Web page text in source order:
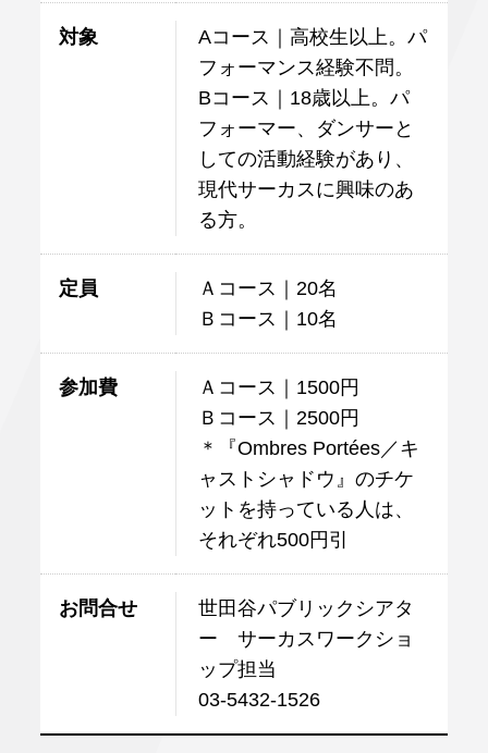
対象
Aコース｜高校生以上。パ
フォーマンス経験不問。
Bコース｜18歳以上。パ
フォーマー、ダンサーと
しての活動経験があり、
現代サーカスに興味のあ
る方。
定員
Ａコース｜20名
Ｂコース｜10名
参加費
Ａコース｜1500円
Ｂコース｜2500円
＊『Ombres Portées／キ
ャストシャドウ』のチケ
ットを持っている人は、
それぞれ500円引
お問合せ
世田谷パブリックシアタ
ー サーカスワークショ
ップ担当
03-5432-1526